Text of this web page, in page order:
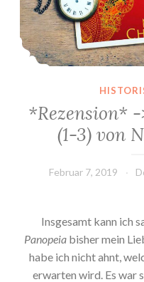
*Rezension* -
(1-3) von
Februar 7, 2019
Insgesamt kann ich
Panopeiabisher mein
habe ich nicht ahnt,
erwarten wird. Es war